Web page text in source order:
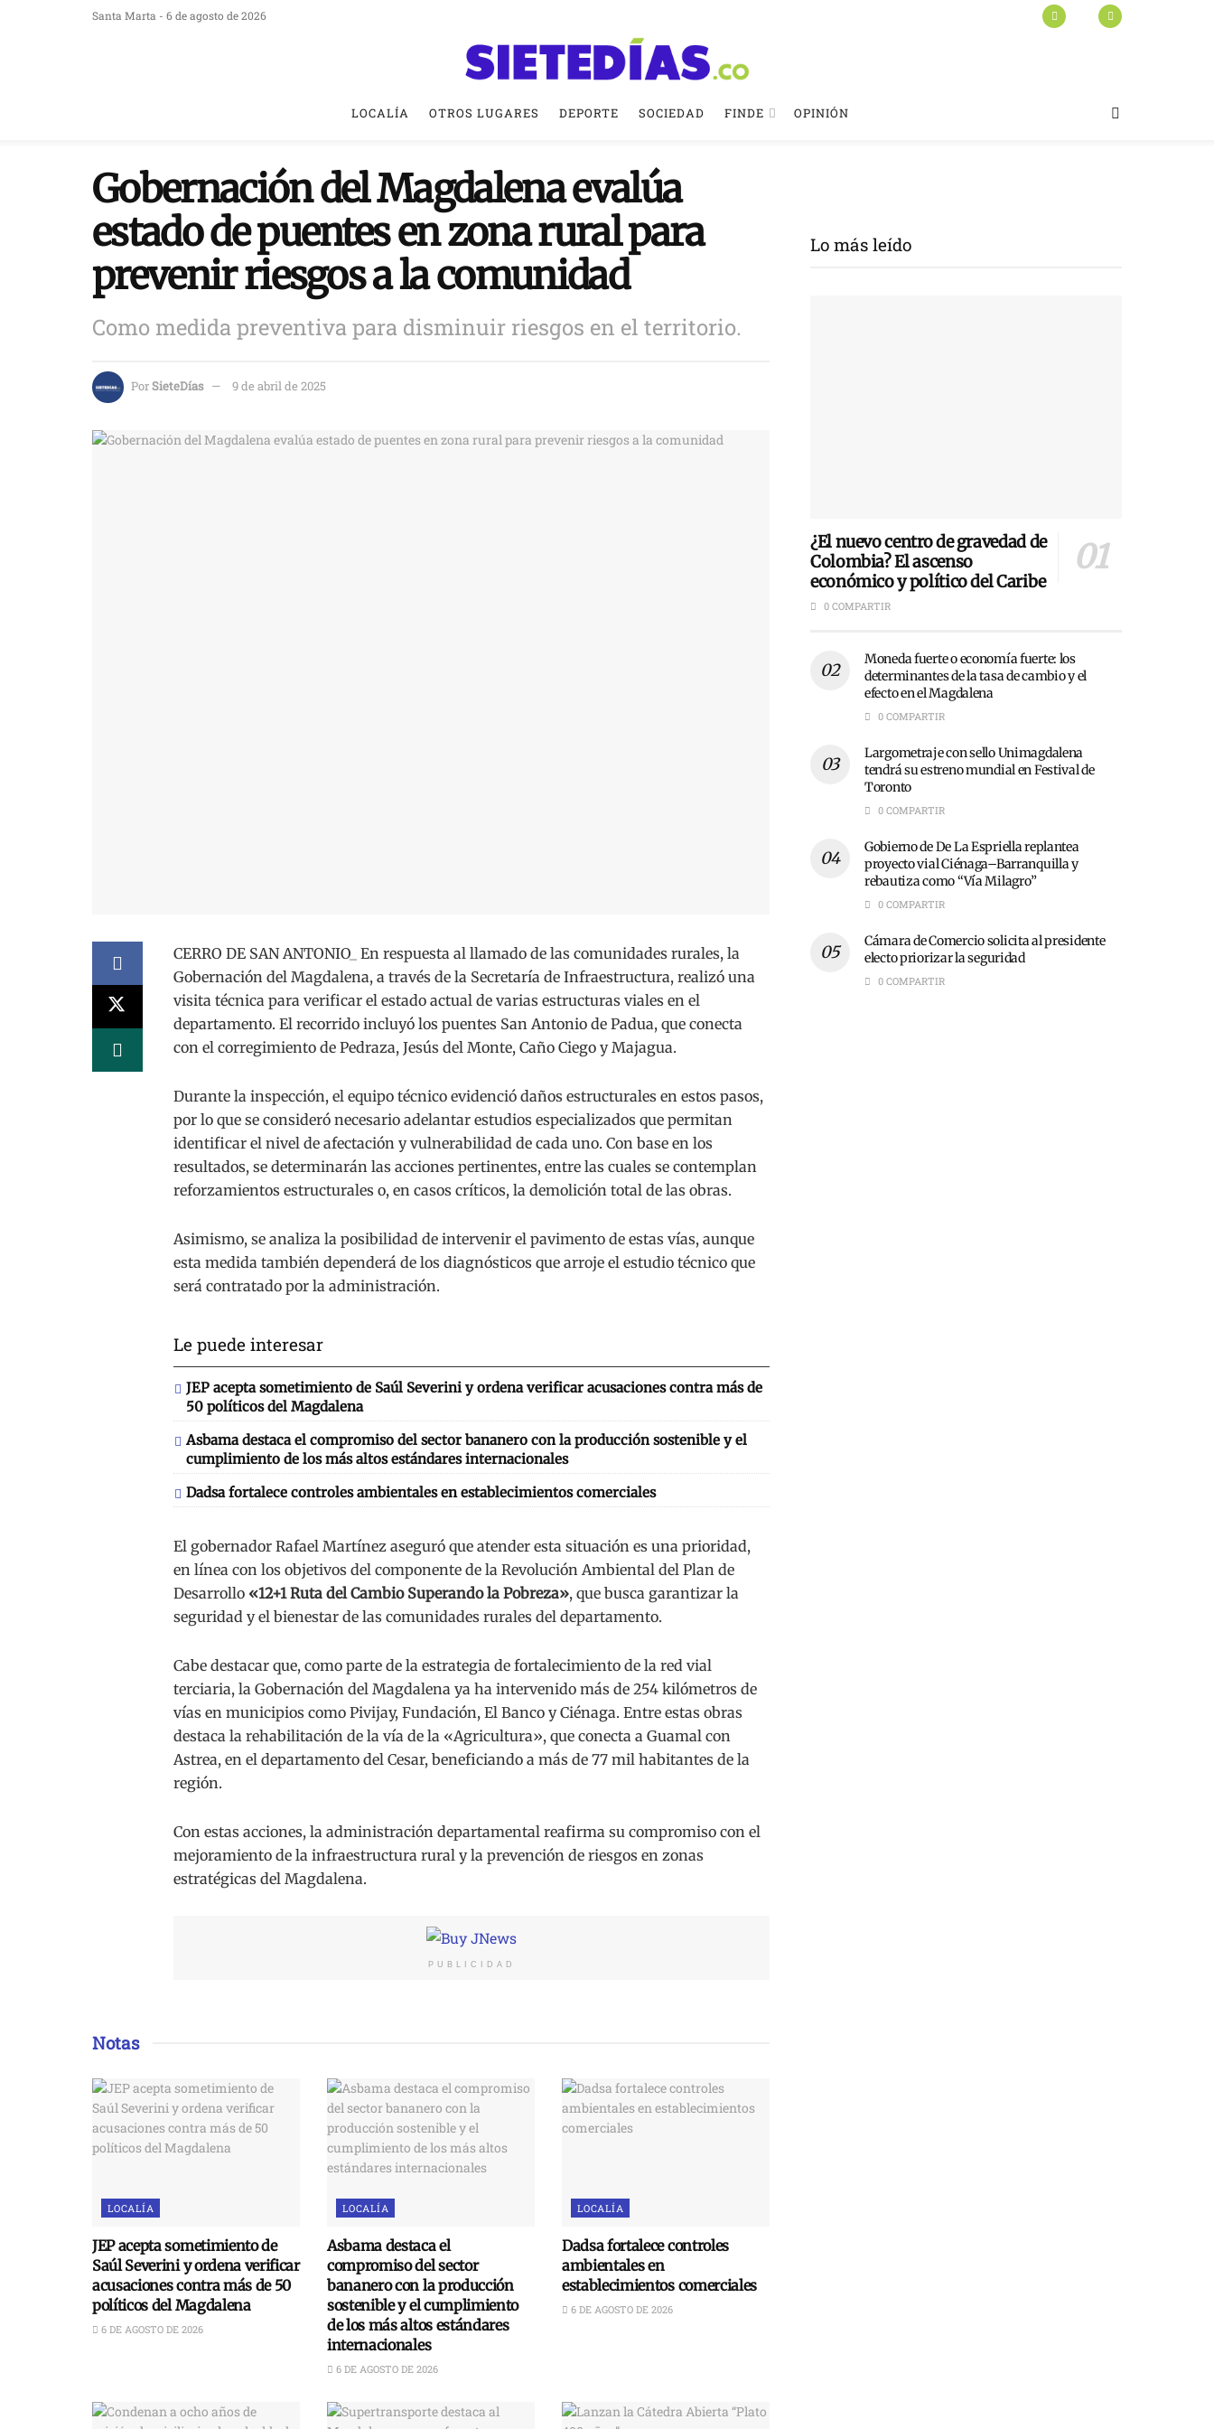
Santa Marta - 6 de agosto de 2026
LOCALÍA OTROS LUGARES DEPORTE SOCIEDAD FINDE OPINIÓN
Gobernación del Magdalena evalúa
estado de puentes en zona rural para
prevenir riesgos a la comunidad
Como medida preventiva para disminuir riesgos en el territorio.
PorSieteDías 9 de abril de 2025
CERRO DE SAN ANTONIO_ En respuesta al llamado de las comunidades rurales, la
Gobernación del Magdalena, a través de la Secretaría de Infraestructura, realizó una
visita técnica para verificar el estado actual de varias estructuras viales en el
departamento. El recorrido incluyó los puentes San Antonio de Padua, que conecta
con el corregimiento de Pedraza, Jesús del Monte, Caño Ciego y Majagua.
Durante la inspección, el equipo técnico evidenció daños estructurales en estos pasos,
por lo que se consideró necesario adelantar estudios especializados que permitan
identificar el nivel de afectación y vulnerabilidad de cada uno. Con base en los
resultados, se determinarán las acciones pertinentes, entre las cuales se contemplan
reforzamientos estructurales o, en casos críticos, la demolición total de las obras.
Asimismo, se analiza la posibilidad de intervenir el pavimento de estas vías, aunque
esta medida también dependerá de los diagnósticos que arroje el estudio técnico que
será contratado por la administración.
Le puede interesar
JEP acepta sometimiento de Saúl Severini y ordena verificar acusaciones contra más de
50 políticos del Magdalena
Asbama destaca el compromiso del sector bananero con la producción sostenible y el
cumplimiento de los más altos estándares internacionales
Dadsa fortalece controles ambientales en establecimientos comerciales
El gobernador Rafael Martínez aseguró que atender esta situación es una prioridad,
en línea con los objetivos del componente de la Revolución Ambiental del Plan de
Desarrollo «12+1 Ruta del Cambio Superando la Pobreza», que busca garantizar la
seguridad y el bienestar de las comunidades rurales del departamento.
Cabe destacar que, como parte de la estrategia de fortalecimiento de la red vial
terciaria, la Gobernación del Magdalena ya ha intervenido más de 254 kilómetros de
vías en municipios como Pivijay, Fundación, El Banco y Ciénaga. Entre estas obras
destaca la rehabilitación de la vía de la «Agricultura», que conecta a Guamal con
Astrea, en el departamento del Cesar, beneficiando a más de 77 mil habitantes de la
región.
Con estas acciones, la administración departamental reafirma su compromiso con el
mejoramiento de la infraestructura rural y la prevención de riesgos en zonas
estratégicas del Magdalena.
PUBLICIDAD
Notas
LOCALÍA
JEP acepta sometimiento de
Saúl Severini y ordena verificar
acusaciones contra más de 50
políticos del Magdalena
6 DE AGOSTO DE 2026
LOCALÍA
Asbama destaca el
compromiso del sector
bananero con la producción
sostenible y el cumplimiento
de los más altos estándares
internacionales
6 DE AGOSTO DE 2026
LOCALÍA
Dadsa fortalece controles
ambientales en
establecimientos comerciales
6 DE AGOSTO DE 2026
Lo más leído
¿El nuevo centro de gravedad de
Colombia? El ascenso
económico y político del Caribe
0 COMPARTIR
Moneda fuerte o economía fuerte: los
determinantes de la tasa de cambio y el
efecto en el Magdalena
0 COMPARTIR
Largometraje con sello Unimagdalena
tendrá su estreno mundial en Festival de
Toronto
0 COMPARTIR
Gobierno de De La Espriella replantea
proyecto vial Ciénaga–Barranquilla y
rebautiza como “Vía Milagro”
0 COMPARTIR
Cámara de Comercio solicita al presidente
electo priorizar la seguridad
0 COMPARTIR